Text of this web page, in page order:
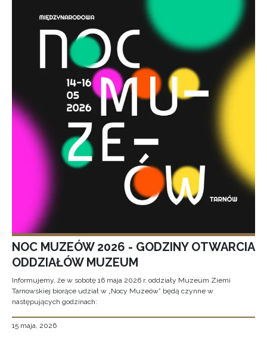
NOC MUZEÓW 2026 - GODZINY OTWARCIA
ODDZIAŁÓW MUZEUM
Informujemy, że w sobotę 16 maja 2026 r. oddziały Muzeum Ziemi
Tarnowskiej biorące udział w „Nocy Muzeów” będą czynne w
następujących godzinach:
15 maja, 2026